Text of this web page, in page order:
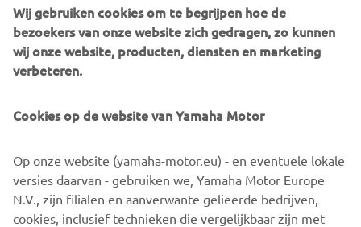
— Fabrice Lacoume, Marine Director at
Yamaha Motor Europe
MARCOPOLO ADVENTURE YACHTS EmPowered by
reinforcing Yamaha Motor Europe’s ongoing commitment
to supporting innovative boatbuilders and delivering
complete propulsion solutions across diverse marine
segments.
Wij gebruiken cookies om te begrijpen hoe de
bezoekers van onze website zich gedragen, zo kunnen
wij onze website, producten, diensten en marketing
verbeteren.
Cookies op de website van Yamaha Motor
Op onze website (yamaha-motor.eu) - en eventuele lokale
versies daarvan - gebruiken we, Yamaha Motor Europe
N.V., zijn filialen en aanverwante gelieerde bedrijven,
cookies, inclusief technieken die vergelijkbaar zijn met